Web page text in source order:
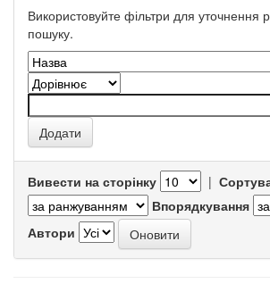
Використовуйте фільтри для уточнення
пошуку.
Вивести на сторінку |
Впорядкування
Автори